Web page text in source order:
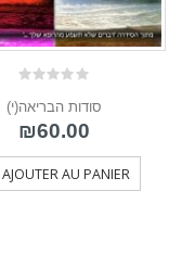
out
of
5
(י)סודות הבריאה
₪60.00
AJOUTER AU PANIER